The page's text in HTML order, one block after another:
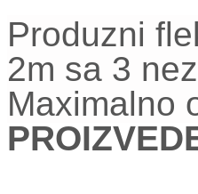
Produzni
2m sa 3
Maximalno